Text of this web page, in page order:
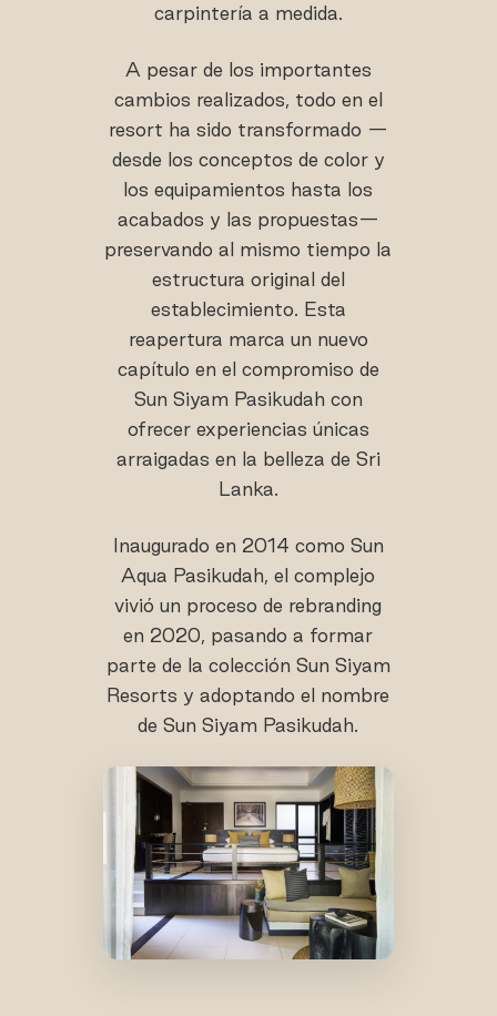
carpintería a medida.
A pesar de los importantes
cambios realizados, todo en el
resort ha sido transformado —
desde los conceptos de color y
los equipamientos hasta los
acabados y las propuestas—
preservando al mismo tiempo la
estructura original del
establecimiento. Esta
reapertura marca un nuevo
capítulo en el compromiso de
Sun Siyam Pasikudah con
ofrecer experiencias únicas
arraigadas en la belleza de Sri
Lanka.
Inaugurado en 2014 como Sun
Aqua Pasikudah, el complejo
vivió un proceso de rebranding
en 2020, pasando a formar
parte de la colección Sun Siyam
Resorts y adoptando el nombre
de Sun Siyam Pasikudah.